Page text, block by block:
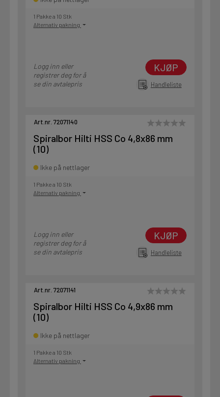
1 Pakke a 10 Stk
Alternativ pakning
Logg inn eller
registrer deg for å
se din avtalepris
KJØP
Handleliste
Art.nr. 72071140
Spiralbor Hilti HSS Co 4,8x86 mm
(10)
Ikke på nettlager
1 Pakke a 10 Stk
Alternativ pakning
Logg inn eller
registrer deg for å
se din avtalepris
KJØP
Handleliste
Art.nr. 72071141
Spiralbor Hilti HSS Co 4,9x86 mm
(10)
Ikke på nettlager
1 Pakke a 10 Stk
Alternativ pakning